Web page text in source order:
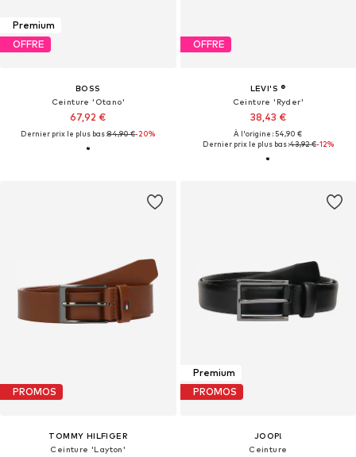
Premium
OFFRE
BOSS
Ceinture 'Otano'
67,92 €
Dernier prix le plus bas :84,90 €-20%
OFFRE
LEVI'S ®
Ceinture 'Ryder'
38,43 €
À l'origine : 54,90 €
Dernier prix le plus bas :43,92 €-12%
PROMOS
TOMMY HILFIGER
Ceinture 'Layton'
Premium
PROMOS
JOOP!
Ceinture